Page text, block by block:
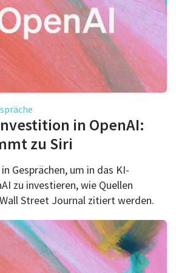
in OpenAI:
zu Siri
Gesprächen, um in das KI-
zu investieren, wie Quellen
Street Journal zitiert werden.